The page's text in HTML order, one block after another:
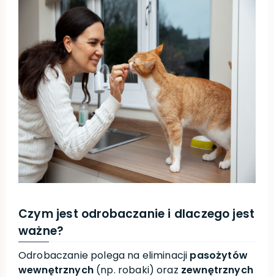
Czym jest odrobaczanie i dlaczego jest
ważne?
Odrobaczanie polega na eliminacji pasożytów
wewnętrznych(np. robaki) oraz zewnętrznych